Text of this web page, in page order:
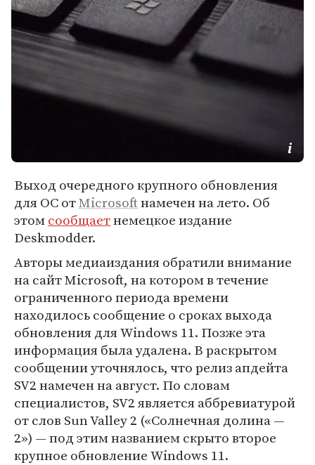
Выход очередного крупного обновления
для ОС отMicrosoftнамечен на лето. Об
этомсообщаетнемецкое издание
Deskmodder.
Авторы медиаиздания обратили внимание
на сайт Microsoft, на котором в течение
ограниченного периода времени
находилось сообщение о сроках выхода
обновления для Windows 11. Позже эта
информация была удалена. В раскрытом
сообщении уточнялось, что релиз апдейта
SV2 намечен на август. По словам
специалистов, SV2 является аббревиатурой
от слов Sun Valley 2 («Солнечная долина —
2») — под этим названием скрыто второе
крупное обновление Windows 11.